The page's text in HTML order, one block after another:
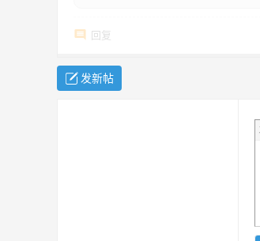
回复
发新帖